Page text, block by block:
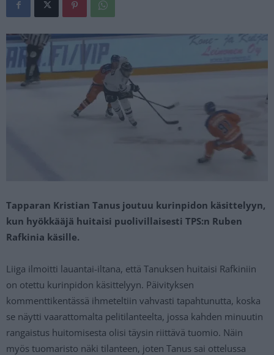
Tapparan Kristian Tanus joutuu kurinpidon käsittelyyn,
kun hyökkääjä huitaisi puolivillaisesti TPS:n Ruben
Rafkinia käsille.
Liiga ilmoitti lauantai-iltana, että Tanuksen huitaisi Rafkiniin
on otettu kurinpidon käsittelyyn. Päivityksen
kommenttikentässä ihmeteltiin vahvasti tapahtunutta, koska
se näytti vaarattomalta pelitilanteelta, jossa kahden minuutin
rangaistus huitomisesta olisi täysin riittävä tuomio. Näin
myös tuomaristo näki tilanteen, joten Tanus sai ottelussa